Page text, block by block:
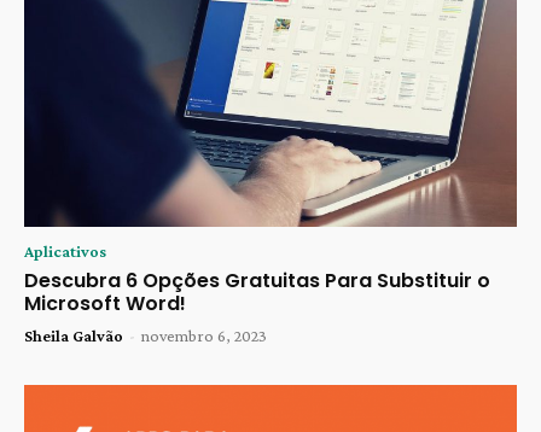
Aplicativos
Descubra 6 Opções Gratuitas Para Substituir o
Microsoft Word!
Sheila Galvão - novembro 6, 2023